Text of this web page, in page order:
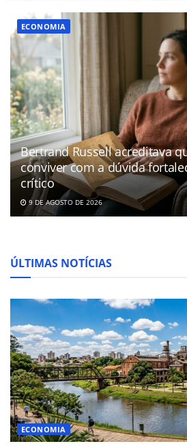
ECONOMIA
Bertrand Russell acreditava
conviver com a dúvida
crítico
9 DE AGOSTO DE 2026
ÚLTIMAS NOTÍCIAS
ECONOMIA